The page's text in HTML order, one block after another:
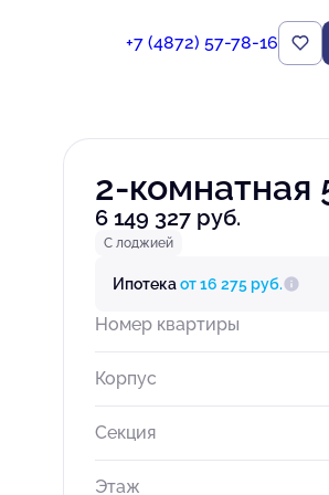
+7 (4872) 57-78-16
2-комнатная
6 149 327 руб.
С лоджией
Ипотекаот 16 275 руб.
Номер квартиры
Корпус
Секция
Этаж